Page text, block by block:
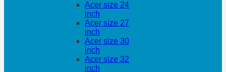
Acer size 24
inch
Acer size 27
inch
Acer size 30
inch
Acer size 32
inch